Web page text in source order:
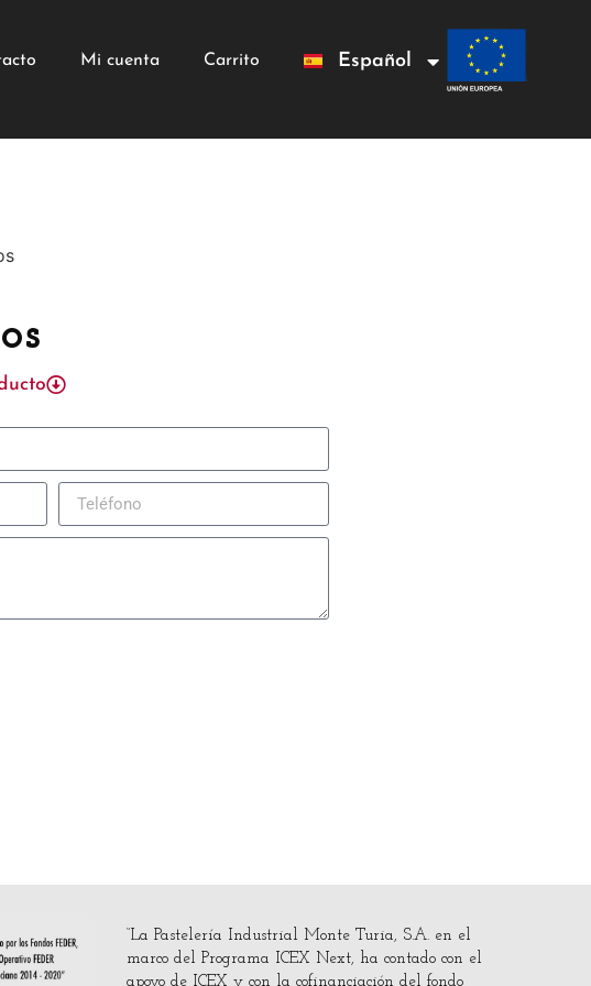
Mi cuenta Carrito Español
Italiano
“La Pastelería Industrial Monte Turia, S.A. en el
marco del Programa ICEX Next, ha contado con el
apoyo de ICEX y con la cofinanciación del fondo